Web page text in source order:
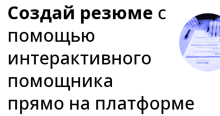
Создай резюме с
помощью
интерактивного
помощника
прямо на платформе